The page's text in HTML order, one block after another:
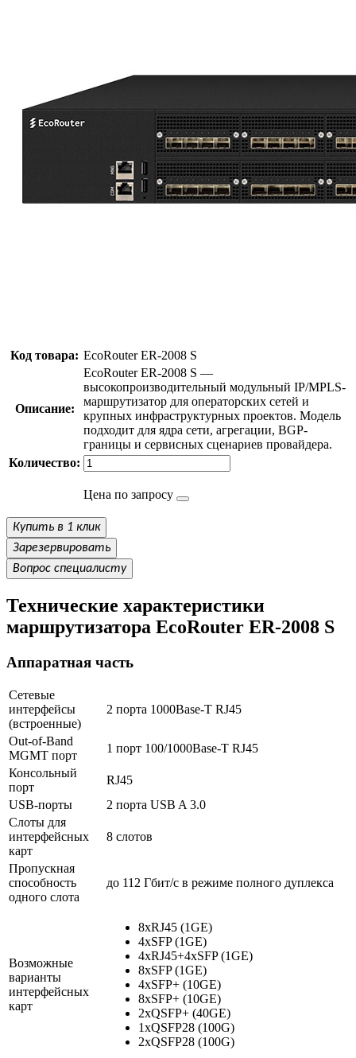
Код товара: EcoRouter ER-2008 S
Описание:
EcoRouter ER-2008 S —
высокопроизводительный модульный IP/MPLS-
маршрутизатор для операторских сетей и
крупных инфраструктурных проектов. Модель
подходит для ядра сети, агрегации, BGP-
границы и сервисных сценариев провайдера.
Количество:
Цена по запросу
Купить в 1 клик
Зарезервировать
Вопрос специалисту
Технические характеристики
маршрутизатора EcoRouter ER-2008 S
Аппаратная часть
Сетевые
интерфейсы
(встроенные)
2 порта 1000Base-T RJ45
Out-of-Band
MGMT порт
1 порт 100/1000Base-T RJ45
Консольный
порт
RJ45
USB-порты
2 порта USB A 3.0
Слоты для
интерфейсных
карт
8 слотов
Пропускная
способность
одного слота
до 112 Гбит/с в режиме полного дуплекса
Возможные
варианты
интерфейсных
карт
8xRJ45 (1GE)
4xSFP (1GE)
4xRJ45+4xSFP (1GE)
8xSFP (1GE)
4xSFP+ (10GE)
8xSFP+ (10GE)
2xQSFP+ (40GE)
1хQSFP28 (100G)
2хQSFP28 (100G)